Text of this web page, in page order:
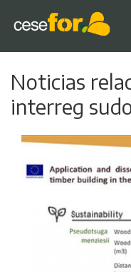
Noticias
interreg